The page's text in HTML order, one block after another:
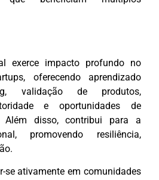
exerce impacto profundo no
oferecendo aprendizado
validação de produtos,
e oportunidades de
Além disso, contribui para a
promovendo resiliência,
se ativamente em comunidades